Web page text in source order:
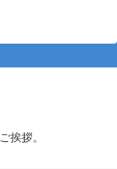
ご挨拶。